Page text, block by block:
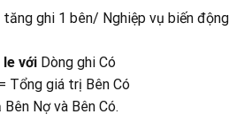
ghi 1 bên/ Nghiệp vụ biến động
le với Dòng ghi Có
Tổng giá trị Bên Có
Nợ và Bên Có.